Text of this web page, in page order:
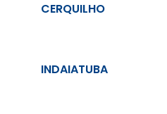
CERQUILHO
INDAIATUBA